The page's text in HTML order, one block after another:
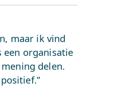
maar ik vind
organisatie
delen.